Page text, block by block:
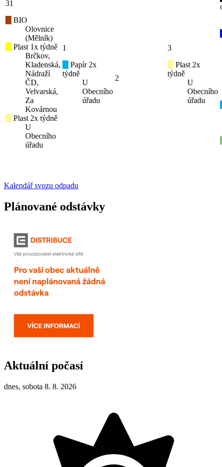
31
BIO
Olovnice
(Mělník)
Plast 1x týdně
Brčkov,
Kladenská,
Nádraží
ČD,
Velvarská,
Za
Kovárnou
Plast 2x týdně
U
Obecního
úřadu
1
Papír 2x
týdně
U
Obecního
úřadu
2
3
Plast 2x
týdně
U
Obecního
úřadu
Kalendář svozu odpadu
Plánované odstávky
Aktuální počasí
dnes, sobota 8. 8. 2026